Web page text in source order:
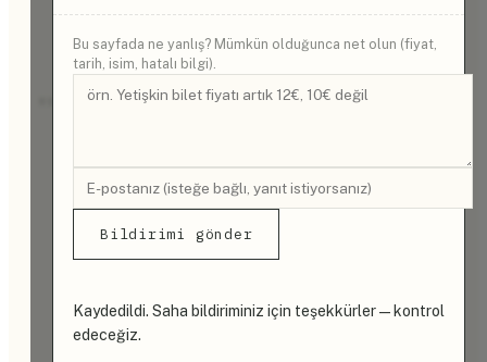
Bu sayfada ne yanlış? Mümkün olduğunca net olun (fiyat,
tarih, isim, hatalı bilgi).
Bildirimi gönder
Kaydedildi. Saha bildiriminiz için teşekkürler — kontrol
edeceğiz.
REKLAM